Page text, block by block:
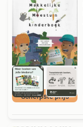
Scherpste prijs